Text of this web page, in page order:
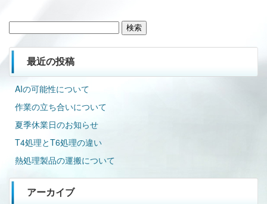
最近の投稿
AIの可能性について
作業の立ち合いについて
夏季休業日のお知らせ
T4処理とT6処理の違い
熱処理製品の運搬について
アーカイブ